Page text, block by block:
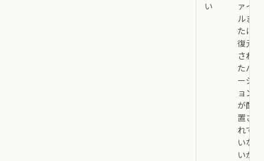
い
ァイ
ルま
たは
復元
され
たバ
ージ
ョン
が配
置さ
れて
いな
いか